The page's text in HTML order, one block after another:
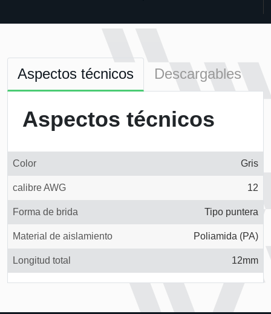
Aspectos técnicos Descargables
Aspectos técnicos
Color Gris
calibre AWG 12
Forma de brida Tipo puntera
Material de aislamiento Poliamida (PA)
Longitud total 12mm